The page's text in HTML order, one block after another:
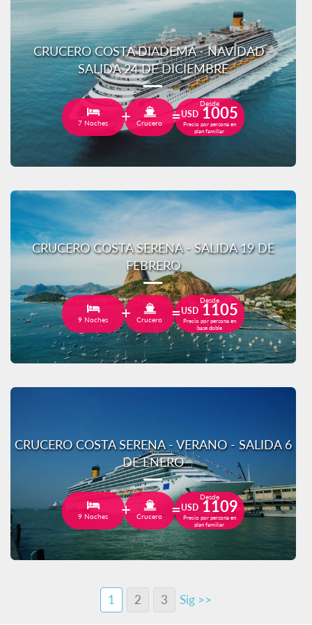
CRUCERO COSTA DIADEMA - NAVIDAD -
SALIDA 24 DE DICIEMBRE
7 Noches Crucero
Desde
USD1005
Precio por persona en
plan familiar
CRUCERO COSTA SERENA - SALIDA 19 DE
FEBRERO
9 Noches Crucero
Desde
USD1105
Precio por persona en
base doble
CRUCERO COSTA SERENA - VERANO - SALIDA 6
DE ENERO
9 Noches Crucero
Desde
USD1109
Precio por persona en
plan familiar
1 2 3 Sig >>